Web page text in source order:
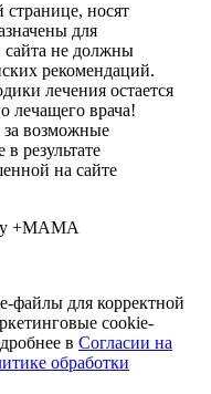
носят
для
сайта не должны
рекомендаций.
лечения остается
лечащего врача!
за возможные
результате
на сайте
+МАМА
файлы для корректной
cookie-
в Согласии на
обработки